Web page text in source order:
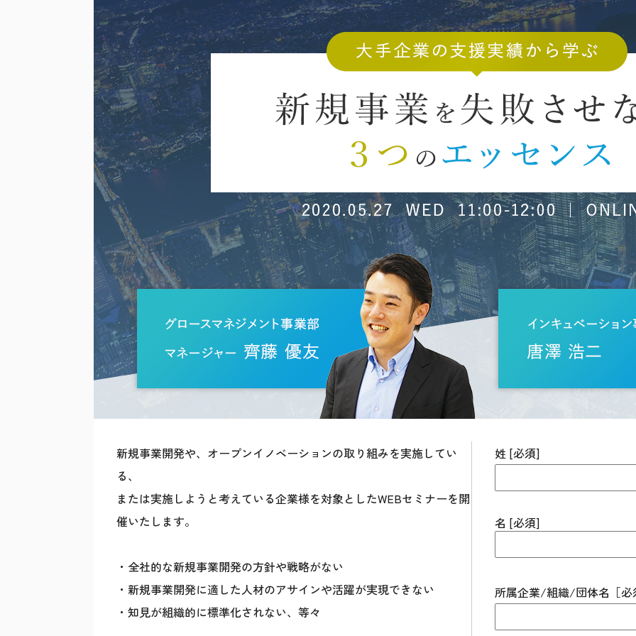
新規事業開発や、オープンイノベーションの取り組みを実施してい
る、
または実施しようと考えている企業様を対象としたWEBセミナーを開
催いたします。
・全社的な新規事業開発の方針や戦略がない
・新規事業開発に適した人材のアサインや活躍が実現できない
・知見が組織的に標準化されない、等々
姓 [必須]
名 [必須]
所属企業/組織/団体名［必